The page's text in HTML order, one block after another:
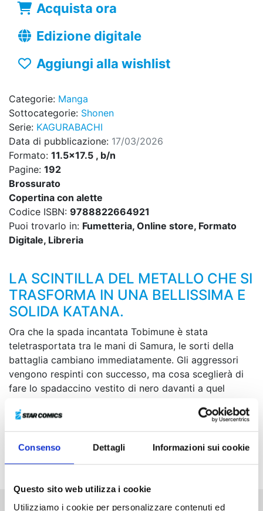
Consenso Dettagli Informazioni sui cookie
Questo sito web utilizza i cookie
Utilizziamo i cookie per personalizzare contenuti ed
Acquista ora
Edizione digitale
Aggiungi alla wishlist
Categorie: Manga
Sottocategorie: Shonen
Serie: KAGURABACHI
Data di pubblicazione: 17/03/2026
Formato: 11.5x17.5 , b/n
Pagine: 192
Brossurato
Copertina con alette
Codice ISBN: 9788822664921
Puoi trovarlo in: Fumetteria, Online store, Formato
Digitale, Libreria
LA SCINTILLA DEL METALLO CHE SI
TRASFORMA IN UNA BELLISSIMA E
SOLIDA KATANA.
Ora che la spada incantata Tobimune è stata
teletrasportata tra le mani di Samura, le sorti della
battaglia cambiano immediatamente. Gli aggressori
vengono respinti con successo, ma cosa sceglierà di
fare lo spadaccino vestito di nero davanti a quel
Hiruhiko, che sta combattendo ferocemente contro
Chihiro, appare la Kumeyuri. Tra disperazione e schizzi
di sangue, ognuno procederà per la sua strada,